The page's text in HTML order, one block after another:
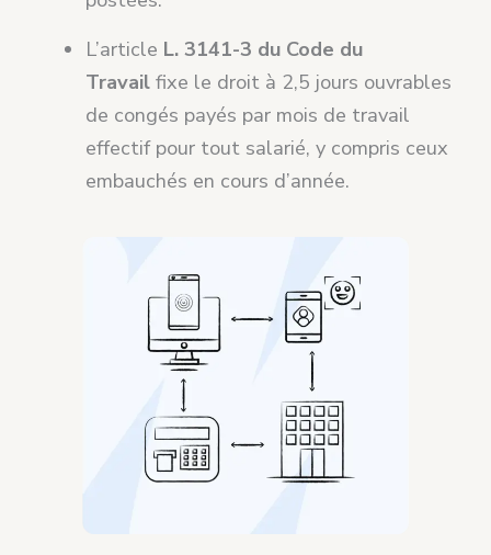
L’article L. 3141-3 du Code du
Travail fixe le droit à 2,5 jours ouvrables
de congés payés par mois de travail
effectif pour tout salarié, y compris ceux
embauchés en cours d’année.